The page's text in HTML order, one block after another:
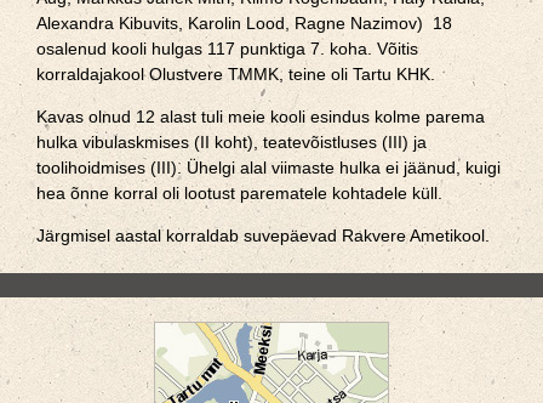
Alexandra Kibuvits, Karolin Lood, Ragne Nazimov) 18
osalenud kooli hulgas 117 punktiga 7. koha. Võitis
korraldajakool Olustvere TMMK, teine oli Tartu KHK.
Kavas olnud 12 alast tuli meie kooli esindus kolme parema
hulka vibulaskmises (II koht), teatevõistluses (III) ja
toolihoidmises (III). Ühelgi alal viimaste hulka ei jäänud, kuigi
hea õnne korral oli lootust parematele kohtadele küll.
Järgmisel aastal korraldab suvepäevad Rakvere Ametikool.